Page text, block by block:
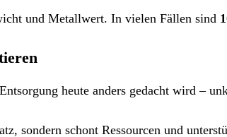
und Metallwert. In vielen Fällen sind
heute anders gedacht wird –
sondern schont Ressourcen und